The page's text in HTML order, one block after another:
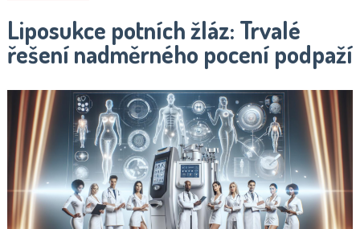
Liposukce potních žláz: Trvalé
řešení nadměrného pocení podpaží